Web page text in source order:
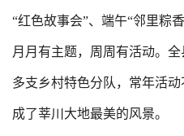
“红色故事会”、端午“邻里粽
月月有主题，周周有活动。
多支乡村特色分队，常年活
成了莘川大地最美的风景。